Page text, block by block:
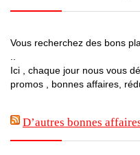
Vous recherchez des bons
Ici , chaque jour nous vous
promos , bonnes affaires,
D’autres bonnes